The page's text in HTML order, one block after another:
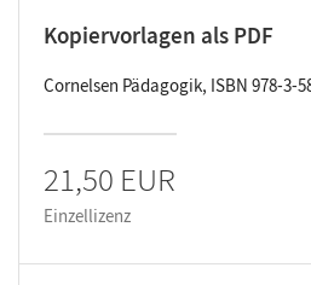
Kopiervorlagen als PDF
Cornelsen Pädagogik, ISBN 978-3-
21,50 EUR
Einzellizenz